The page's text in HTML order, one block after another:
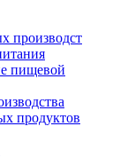
производст
пищевой
продуктов